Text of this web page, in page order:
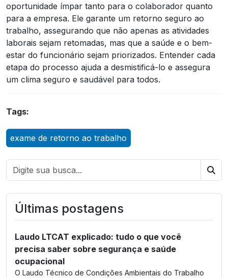
oportunidade ímpar tanto para o colaborador quanto
para a empresa. Ele garante um retorno seguro ao
trabalho, assegurando que não apenas as atividades
laborais sejam retomadas, mas que a saúde e o bem-
estar do funcionário sejam priorizados. Entender cada
etapa do processo ajuda a desmistificá-lo e assegura
um clima seguro e saudável para todos.
Tags:
exame de retorno ao trabalho
Últimas postagens
Laudo LTCAT explicado: tudo o que você
precisa saber sobre segurança e saúde
ocupacional
O Laudo Técnico de Condições Ambientais do Trabalho